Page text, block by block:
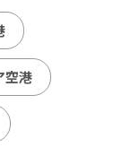
空港